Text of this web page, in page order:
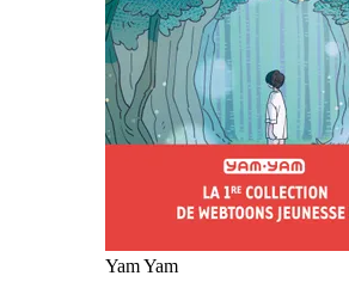
Yam Yam